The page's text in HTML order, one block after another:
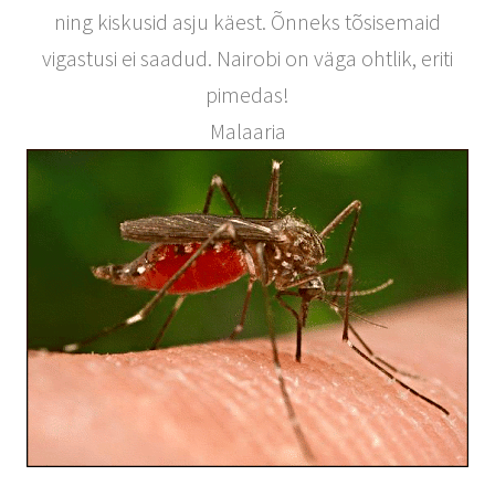
ning kiskusid asju käest. Õnneks tõsisemaid
vigastusi ei saadud. Nairobi on väga ohtlik, eriti
pimedas!
Malaaria